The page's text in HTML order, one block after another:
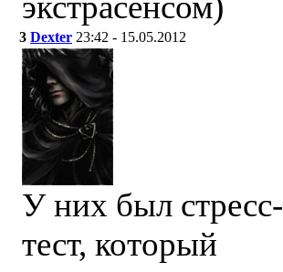
3 Dexter 23:42 - 15.05.2012
У них был стресс-
тест, который